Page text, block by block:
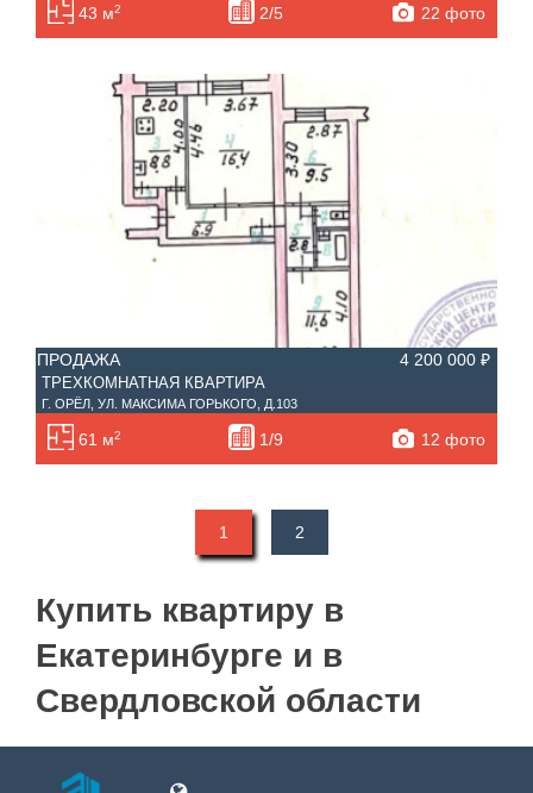
43 м2 2/5 22 фото
ПРОДАЖА 4 200 000 ₽
ТРЕХКОМНАТНАЯ КВАРТИРА
Г. ОРЁЛ, УЛ. МАКСИМА ГОРЬКОГО, Д.103
61 м2 1/9 12 фото
1 2
Купить квартиру в
Екатеринбурге и в
Свердловской области